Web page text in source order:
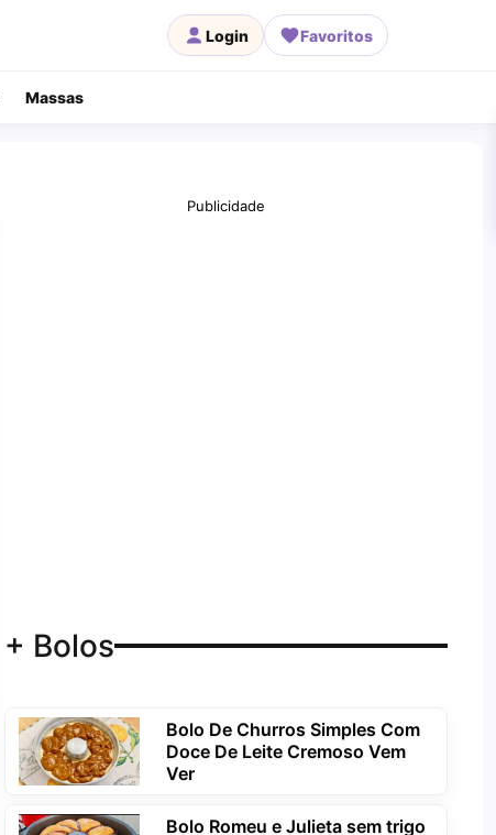
Login Favoritos
Massas
Publicidade
+ Bolos
Bolo De Churros Simples Com
Doce De Leite Cremoso Vem
Ver
Bolo Romeu e Julieta sem trigo